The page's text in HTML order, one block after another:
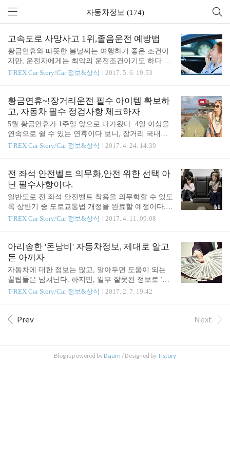
자동차정보 (174)
고속도로 사망사고 1위,졸음운전 예방법
황금연휴와 따뜻한 봄날씨는 여행하기 좋은 조건이
지만, 운전자에게는 최악의 운전조건이기도 하다.긴
연휴기간 쉬지 못 하고 피로가 쌓인 상태에서 운전을
인데, 최근 3년 간 졸음운전 교통사고는 8,267건에 사
망자 513명으로 다른 교통사고보다 치사율이 2배 이
상 높다고 한다. 졸음운전의 치사율(사고 100건당 사
망자수)은 6.2명이며, 고속도로 사망사고 1위 원인이
기도 하다. 최근 한국도로공사 도로교통연구원에서
는 흥미로운 연구결과를 발표하였는데, 고속도로 장
체 이동구간의 10%를 차지할 정도로 위험에 노출되
어 있다고 한다. 졸린 상태에서 조금만 더 가서 ..
T-REX Car Story/Car 정보&상식 2017. 5. 6. 19:53
황금연휴~!장거리운전 필수 아이템 확보하
고, 자동차 필수 정검사항 체크하자
5월 황금연휴가 1주일 앞으로 다가왔다. 4일 이상을
연속으로 쉴 수 있는 연휴이다 보니, 장거리 국내여
행을 생각하는 사람들이 늘어나고 있다. 특히, 이 기
수 있는 방법에 대한 고민이 많아진다. 일반적으로 4
시간 이상의 운전을 하게 되면 허리와 목 등 신체에
무리가 가해지고, 즐거워야 할 여행이 시작도 전에
몸이 고단해지고 심적으로 짜증이 나는 부작용이 발
생하게 된다. 이럴 때 자동차 안에서 편안하게 운전
하고 무료하지 않게 여행을 즐길 수 있는 아이템을
와 함께 떠나는 자동차여행은 많은 준비물이 필요하
다. 특히, 장거리여행에는 아이들의 무료함을 줄여줄
..
T-REX Car Story/Car 정보&상식 2017. 4. 24. 14:39
전 좌석 안전벨트 의무화,안전 위한 선택 아
닌 필수사항이다.
일반도로 전 좌석 안전벨트 착용을 의무화할 수 있도
록 상반기 중 도로교통법 개정을 완료할 예정이다.
국회에 계류 중인 개정안이 상반기 중 통과하면 6개
든 좌석에 안전벨트 미착용 시 경고음을 울리는 장치
를 반드시 설치해야 한다. 신규 모델 차량은 2019년 9
월 1일, 기존 모델의 신규 생산 차량은 2021년 9월 1
일부터 이러한 의무 규정이 적용된다. 일반 도로에서
도 운전석, 조수석뿐만 아니라 뒷자리 동승석에도 안
전벨트 착용이 의무화하여 법으로 강제적으로 안전
에 대해 간단히 알아보겠습니다. 이유는 간단하다.
안전벨트가 불편하다는 이유로 안전벨트를 매지 ..
T-REX Car Story/Car 정보&상식 2017. 4. 11. 09:08
아리송한 '돈낭비' 자동차정보, 제대로 알고
돈 아끼자
자동차에 대한 정보는 많고, 알아두면 도움이 되는
꿀팁들은 넘쳐난다. 하지만, 일부 잘못된 정보로 '돈
낭비'를 하는 경우가 종종 있다. 대표적으로 잘못 알
보자. 1.광폭타이어로 무조건 교체하는 게 좋다?? 자
단점이 존재하며, 광폭타이어가 무조건 좋은 것은 아
T-REX Car Story/Car 정보&상식 2017. 2. 7. 19:42
Prev Next
Blog is powered by Daum / Designed byTistory